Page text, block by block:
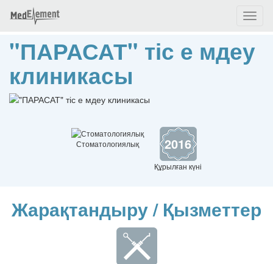
"ПАРАСАТ" тіс е мдеу
клиникасы
Стоматологиялық 2016
Құрылған күні
Жарақтандыру / Қызметтер